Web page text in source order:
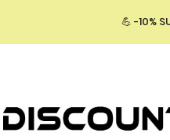
💪 -10%